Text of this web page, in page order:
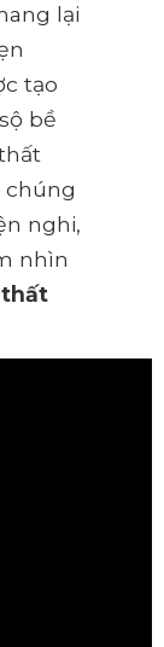
lại
tạo
bề
chúng
nghi,
nhìn